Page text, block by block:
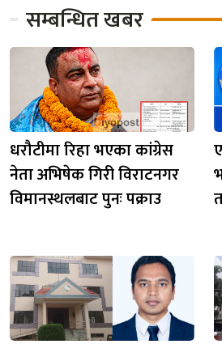
सम्बन्धित खबर
धरौटीमा रिहा भएका कांग्रेस
नेता अभिषेक गिरी विराटनगर
विमानस्थलबाट पुनः पक्राउ